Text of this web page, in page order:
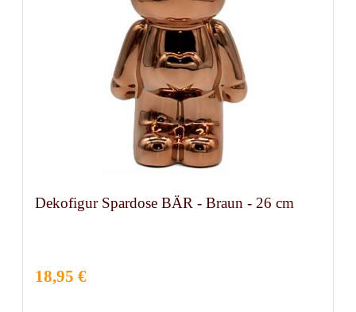
Dekofigur Spardose BÄR - Braun - 26 cm
18,95 €